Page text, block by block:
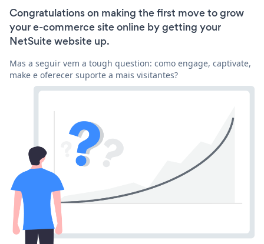
Congratulations on making the first move to grow
your e-commerce site online by getting your
NetSuite website up.
Mas a seguir vem a tough question: como engage, captivate,
make e oferecer suporte a mais visitantes?